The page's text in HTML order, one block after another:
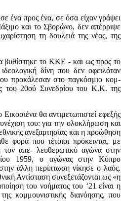
ένα προς ένα, σε όσα είχαν γράψει
και το Σβορώνο, δεν απέρριψε
τη δουλειά της νέας, της
βυθίστηκε το ΚΚΕ - και ως προς το
δίνη που δεν οφειλόταν
που προκάλεσαν στο παγκόσμιο κομ­
του 20ού Συνεδρίου του Κ.Κ. της
θα αντιμετωπιστεί εφεξής
του: για την ολοκλήρωση και
ανεξαρτησίας και η προώθηση
φορά που τέτοιοι πρόκεινται, με
τον απε- λευθερωτικό αγώνα στην
1959, ο αγώνας στην Κύπρο
άλλη περίπτωση νίκησε ο λαός.
Αντίσταση συνεξε­τάζονται ως «η
του νοήματος του ‘21 είναι η
κομμουνιστικής διανόησης, που